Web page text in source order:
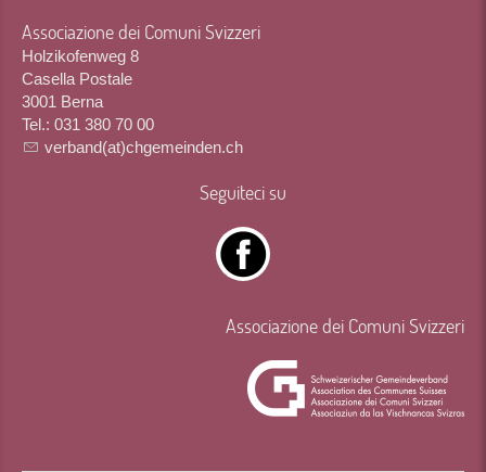
Associazione dei Comuni Svizzeri
Holzikofenweg 8
Casella Postale
3001 Berna
Tel.: 031 380 70 00
verband(at)chgemeinden.ch
Seguiteci su
Associazione dei Comuni Svizzeri